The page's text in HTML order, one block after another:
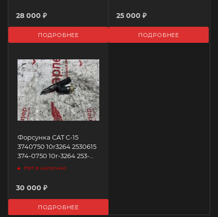
28 000 ₽
ПОДРОБНЕЕ
25 000 ₽
ПОДРОБНЕЕ
Форсунка CAT C-15
3740750 10r3264 2530615
374-0750 10r-3264 253-
0615 Caterpillar
Нет в наличии
30 000 ₽
ПОДРОБНЕЕ